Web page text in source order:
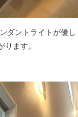
ダントライトが優
ります。